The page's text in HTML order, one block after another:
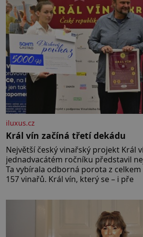
iluxus.cz
Král vín začíná třetí dekádu
Největší český vinařský projekt Král
jednadvacátém ročníku představil
Ta vybírala odborná porota z
157 vinařů. Král vín, který se – i pře